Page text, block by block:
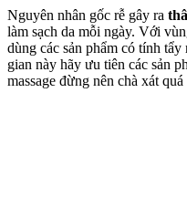
Nguyên nhân gốc rễ gây ra
làm sạch da mỗi ngày. Với
dùng các sản phẩm có tính
gian này hãy ưu tiên các sản
massage đừng nên chà xát